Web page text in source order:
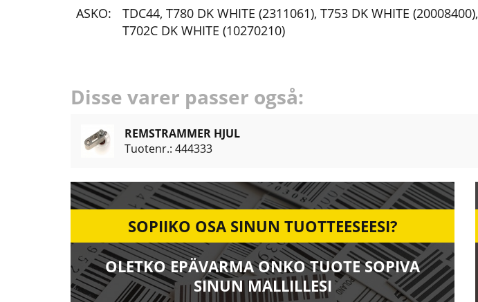
ASKO:
TDC44, T780 DK WHITE (2311061), T753 DK WHITE (20008400),
T702C DK WHITE (10270210)
Disse varer passer også:
REMSTRAMMER HJUL
Tuotenr.: 444333
SOPIIKO OSA SINUN TUOTTEESEESI?
OLETKO EPÄVARMA ONKO TUOTE SOPIVA
SINUN MALLILLESI